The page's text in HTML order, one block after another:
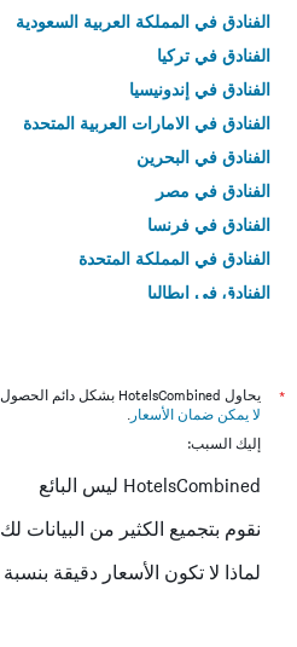
الفنادق في المملكة العربية السعودية
الفنادق في تركيا
الفنادق في إندونيسيا
الفنادق في الامارات العربية المتحدة
الفنادق في البحرين
الفنادق في مصر
الفنادق في فرنسا
الفنادق في المملكة المتحدة
الفنادق في إيطاليا
*
يحاول HotelsCombined بشكل دائم الحصول على الأسعار الدقيقة، ولكن
لا يمكن ضمان الأسعار .
إليك السبب:
HotelsCombined ليس البائع
نقوم بتجميع الكثير من البيانات لك
لماذا لا تكون الأسعار دقيقة بنسبة 100٪؟